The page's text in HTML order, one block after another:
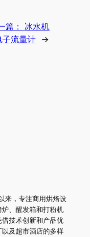
篇：
冰水机
子流量计
→
来，专注商用烘焙设
、醒发箱和打粉机
技术创新和产品优
及超市酒店的多样